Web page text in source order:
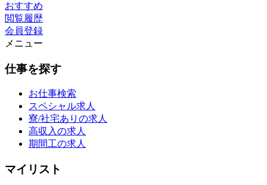
おすすめ
閲覧履歴
会員登録
メニュー
仕事を探す
お仕事検索
スペシャル求人
寮/社宅ありの求人
高収入の求人
期間工の求人
マイリスト